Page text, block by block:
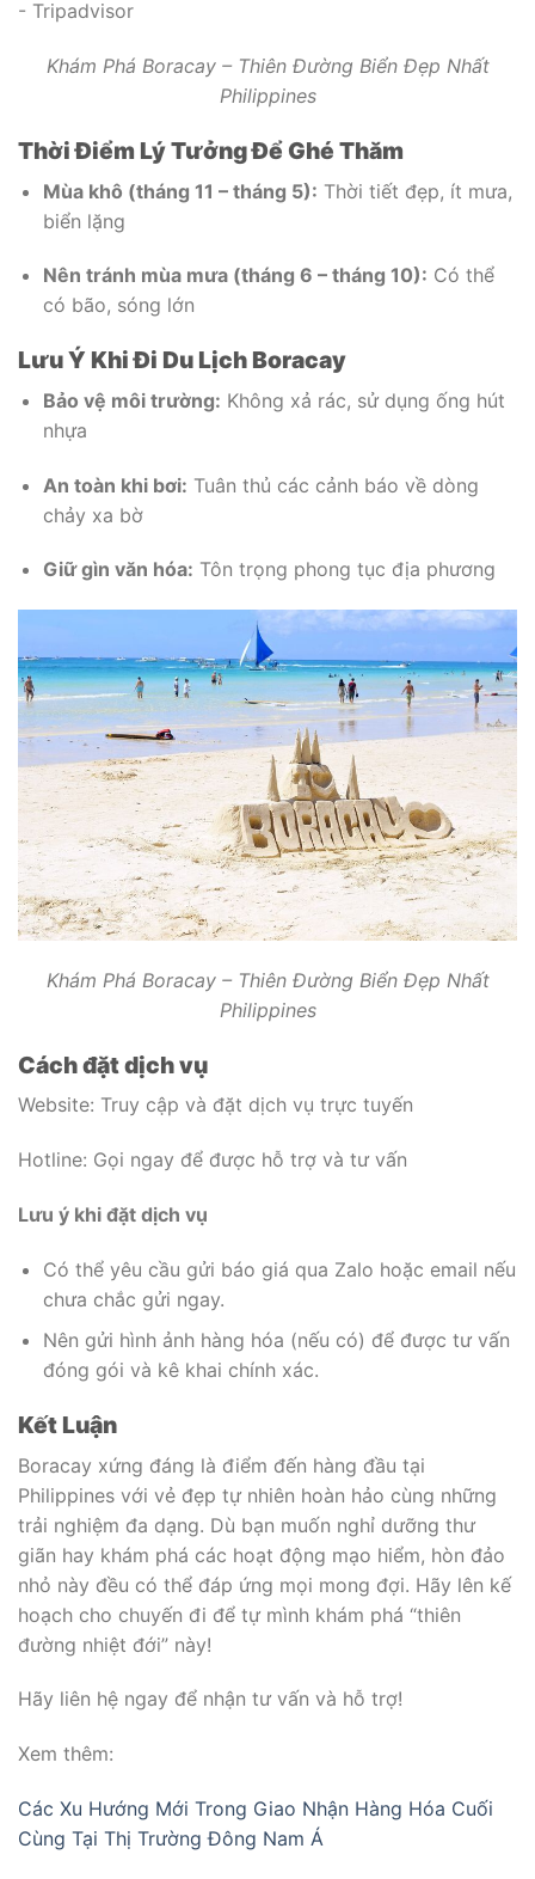
Khám Phá Boracay – Thiên Đường Biển Đẹp Nhất
Philippines
Thời Điểm Lý Tưởng Để Ghé Thăm
Mùa khô (tháng 11 – tháng 5): Thời tiết đẹp, ít mưa,
biển lặng
Nên tránh mùa mưa (tháng 6 – tháng 10): Có thể
có bão, sóng lớn
Lưu Ý Khi Đi Du Lịch Boracay
Bảo vệ môi trường: Không xả rác, sử dụng ống hút
nhựa
An toàn khi bơi: Tuân thủ các cảnh báo về dòng
chảy xa bờ
Giữ gìn văn hóa: Tôn trọng phong tục địa phương
Khám Phá Boracay – Thiên Đường Biển Đẹp Nhất
Philippines
Cách đặt dịch vụ
Website: Truy cập và đặt dịch vụ trực tuyến
Hotline: Gọi ngay để được hỗ trợ và tư vấn
Lưu ý khi đặt dịch vụ
Có thể yêu cầu gửi báo giá qua Zalo hoặc email nếu
chưa chắc gửi ngay.
Nên gửi hình ảnh hàng hóa (nếu có) để được tư vấn
đóng gói và kê khai chính xác.
Kết Luận
Boracay xứng đáng là điểm đến hàng đầu tại
Philippines với vẻ đẹp tự nhiên hoàn hảo cùng những
trải nghiệm đa dạng. Dù bạn muốn nghỉ dưỡng thư
giãn hay khám phá các hoạt động mạo hiểm, hòn đảo
nhỏ này đều có thể đáp ứng mọi mong đợi. Hãy lên kế
hoạch cho chuyến đi để tự mình khám phá “thiên
đường nhiệt đới” này!
Hãy liên hệ ngay để nhận tư vấn và hỗ trợ!
Xem thêm:
Các Xu Hướng Mới Trong Giao Nhận Hàng Hóa Cuối
Cùng Tại Thị Trường Đông Nam Á